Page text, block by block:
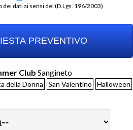
dati ai sensi del (D.Lgs. 196/2003)
Club Sangineto
della Donna San Valentino Halloween